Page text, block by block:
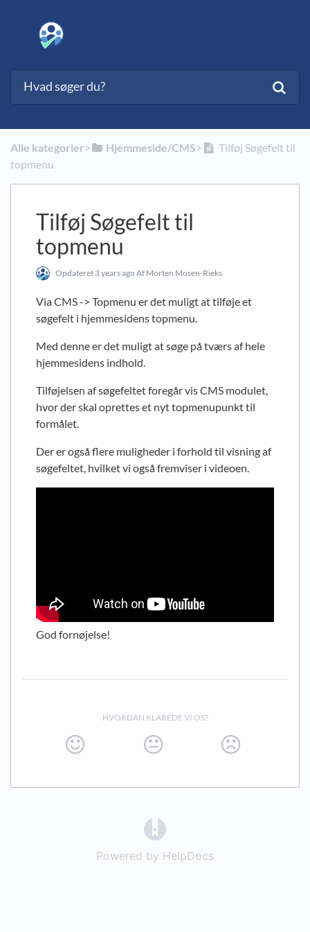
Alle kategorier​>​ ​Hjemmeside/CMS​>​
Tilføj Søgefelt til
topmenu
Tilføj Søgefelt til
topmenu
Opdateret 3 years ago Af Morten Mosen-Rieks
Via CMS -> Topmenu er det muligt at tilføje et
søgefelt i hjemmesidens topmenu.
Med denne er det muligt at søge på tværs af hele
hjemmesidens indhold.
Tilføjelsen af søgefeltet foregår vis CMS modulet,
hvor der skal oprettes et nyt topmenupunkt til
formålet.
Der er også flere muligheder i forhold til visning af
søgefeltet, hvilket vi også fremviser i videoen.
God fornøjelse!
HVORDAN KLAREDE VI OS?
Powered by HelpDocs